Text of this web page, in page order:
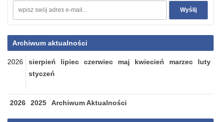
Archiwum aktualności
2026 sierpień lipiec czerwiec maj kwiecień marzec
luty
styczeń
2026 2025 Archiwum Aktualności